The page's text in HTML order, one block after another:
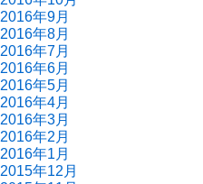
2016年9月
2016年8月
2016年7月
2016年6月
2016年5月
2016年4月
2016年3月
2016年2月
2016年1月
2015年12月